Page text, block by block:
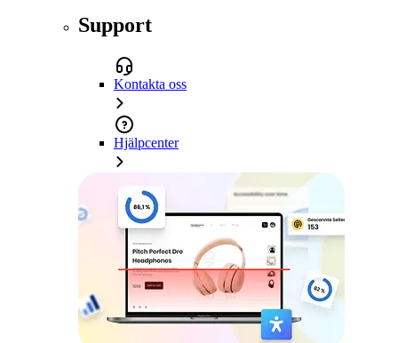
Support
Kontakta oss
Hjälpcenter